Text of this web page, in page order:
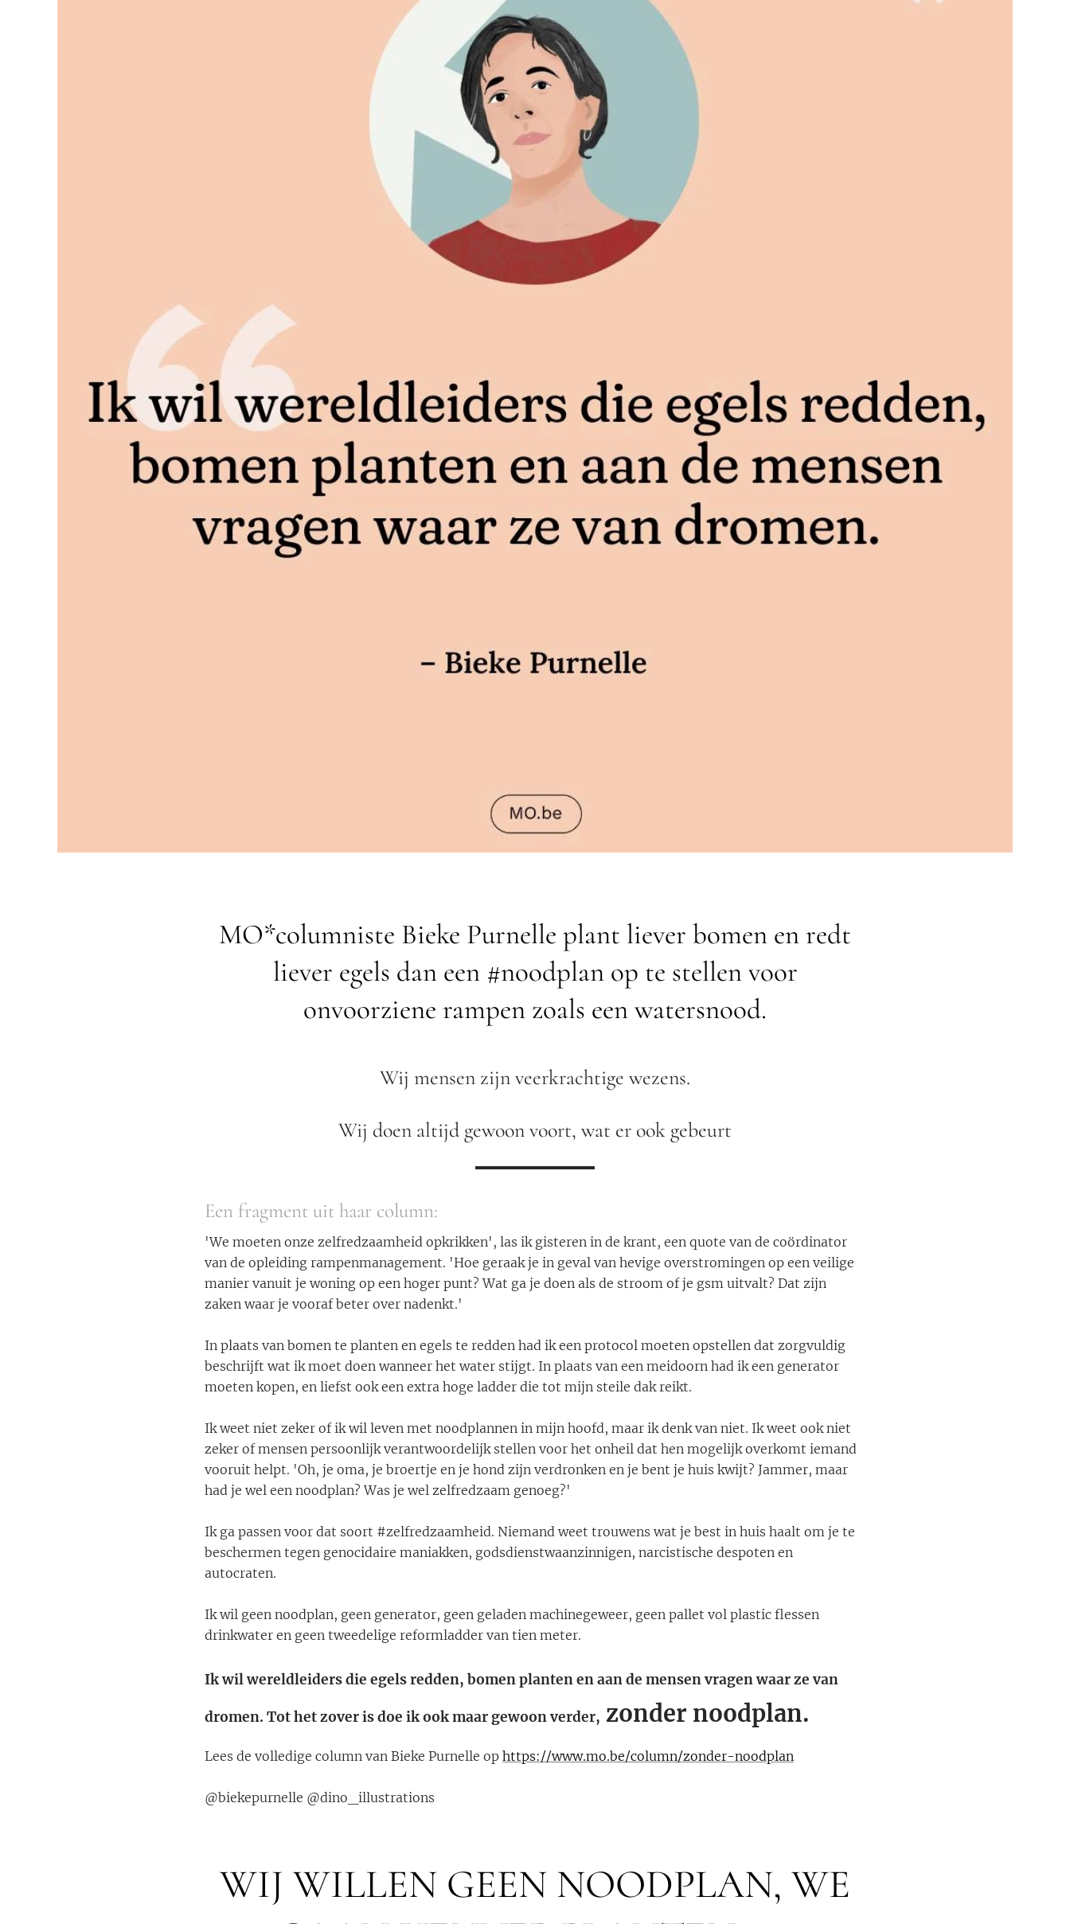
MO*columniste Bieke Purnelle plant liever bomen en redt
liever egels dan een #noodplan op te stellen voor
onvoorziene rampen zoals een watersnood.
Wij mensen zijn veerkrachtige wezens.
Wij doen altijd gewoon voort, wat er ook gebeurt
Een fragment uit haar column:
'We moeten onze zelfredzaamheid opkrikken', las ik gisteren in de krant, een quote van de coördinator
van de opleiding rampenmanagement. 'Hoe geraak je in geval van hevige overstromingen op een veilige
manier vanuit je woning op een hoger punt? Wat ga je doen als de stroom of je gsm uitvalt? Dat zijn
zaken waar je vooraf beter over nadenkt.'
In plaats van bomen te planten en egels te redden had ik een protocol moeten opstellen dat zorgvuldig
beschrijft wat ik moet doen wanneer het water stijgt. In plaats van een meidoorn had ik een generator
moeten kopen, en liefst ook een extra hoge ladder die tot mijn steile dak reikt.
Ik weet niet zeker of ik wil leven met noodplannen in mijn hoofd, maar ik denk van niet. Ik weet ook niet
zeker of mensen persoonlijk verantwoordelijk stellen voor het onheil dat hen mogelijk overkomt iemand
vooruit helpt. 'Oh, je oma, je broertje en je hond zijn verdronken en je bent je huis kwijt? Jammer, maar
had je wel een noodplan? Was je wel zelfredzaam genoeg?'
Ik ga passen voor dat soort #zelfredzaamheid. Niemand weet trouwens wat je best in huis haalt om je te
beschermen tegen genocidaire maniakken, godsdienstwaanzinnigen, narcistische despoten en
autocraten.
Ik wil geen noodplan, geen generator, geen geladen machinegeweer, geen pallet vol plastic flessen
drinkwater en geen tweedelige reformladder van tien meter.
Ik wil wereldleiders die egels redden, bomen planten en aan de mensen vragen waar ze van
dromen. Tot het zover is doe ik ook maar gewoon verder, zonder noodplan.
Lees de volledige column van Bieke Purnelle op https://www.mo.be/column/zonder-noodplan
@biekepurnelle @dino_illustrations
WIJ WILLEN GEEN NOODPLAN, WE